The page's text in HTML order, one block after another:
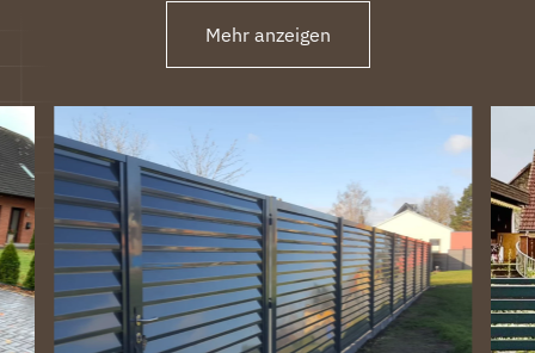
war
Zaun
perfekt
geworden
und die
Hunde
lieben
Mehr anzeigen